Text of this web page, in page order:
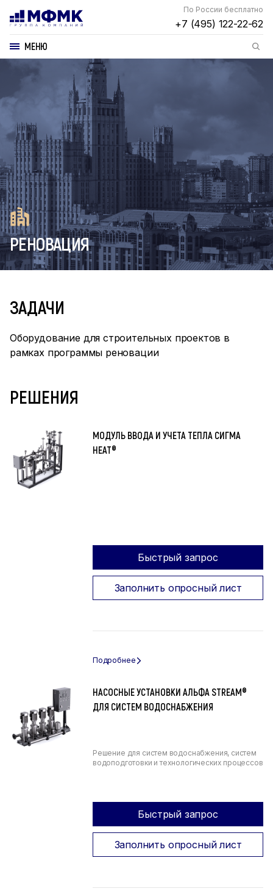
По России бесплатно
+7 (495) 122-22-62
МЕНЮ
РЕНОВАЦИЯ
ЗАДАЧИ
Оборудование для строительных проектов в
рамках программы реновации
РЕШЕНИЯ
МОДУЛЬ ВВОДА И УЧЕТА ТЕПЛА СИГМА
HEAT®
Быстрый запрос
Заполнить опросный лист
НАСОСНЫЕ УСТАНОВКИ АЛЬФА STREAM®
ДЛЯ СИСТЕМ ВОДОСНАБЖЕНИЯ
Решение для систем водоснабжения, систем
водоподготовки и технологических процессов
Быстрый запрос
Заполнить опросный лист